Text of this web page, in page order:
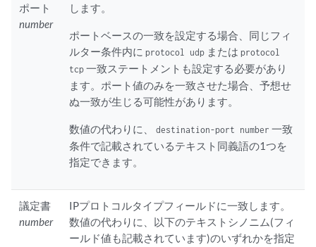
ポート
number
します。
ポートベースの一致を設定する場合、同じフィ
ルター条件内にprotocol udp またはprotocol
tcp一致ステートメントも設定する必要があり
ます。ポート値のみを一致させた場合、予想せ
ぬ一致が生じる可能性があります。
数値の代わりに、destination-port number 一致
条件で記載されているテキスト同義語の1つを
指定できます。
議定書
number
IPプロトコルタイプフィールドに一致します。
数値の代わりに、以下のテキストシノニム(フィ
ールド値も記載されています)のいずれかを指定